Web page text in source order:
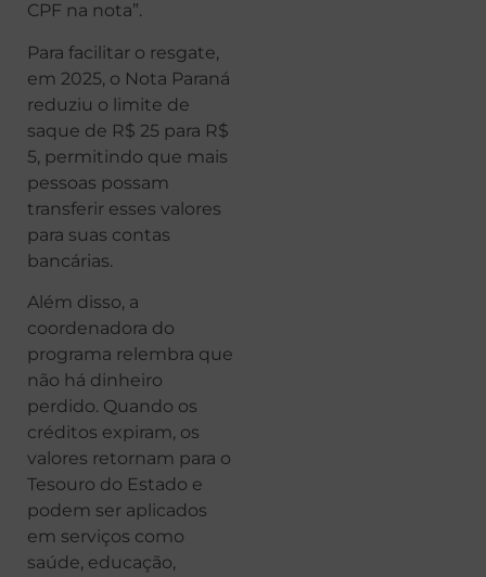
CPF na nota”.
Para facilitar o resgate,
em 2025, o Nota Paraná
reduziu o limite de
saque de R$ 25 para R$
5, permitindo que mais
pessoas possam
transferir esses valores
para suas contas
bancárias.
Além disso, a
coordenadora do
programa relembra que
não há dinheiro
perdido. Quando os
créditos expiram, os
valores retornam para o
Tesouro do Estado e
podem ser aplicados
em serviços como
saúde, educação,